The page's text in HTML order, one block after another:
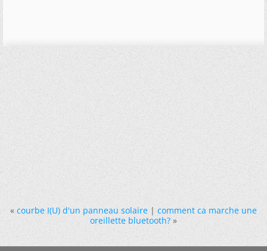
« courbe I(U) d'un panneau solaire|comment ca marche une
oreillette bluetooth? »